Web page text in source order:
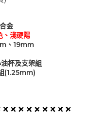
金
、淺硬陽
、19mm
杯及支架組
(1.25mm)